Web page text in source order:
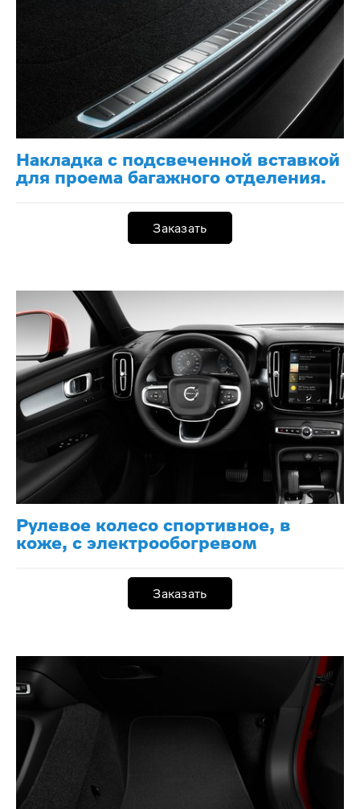
Накладка с подсвеченной вставкой
для проема багажного отделения.
Заказать
Рулевое колесо спортивное, в
коже, с электрообогревом
Заказать